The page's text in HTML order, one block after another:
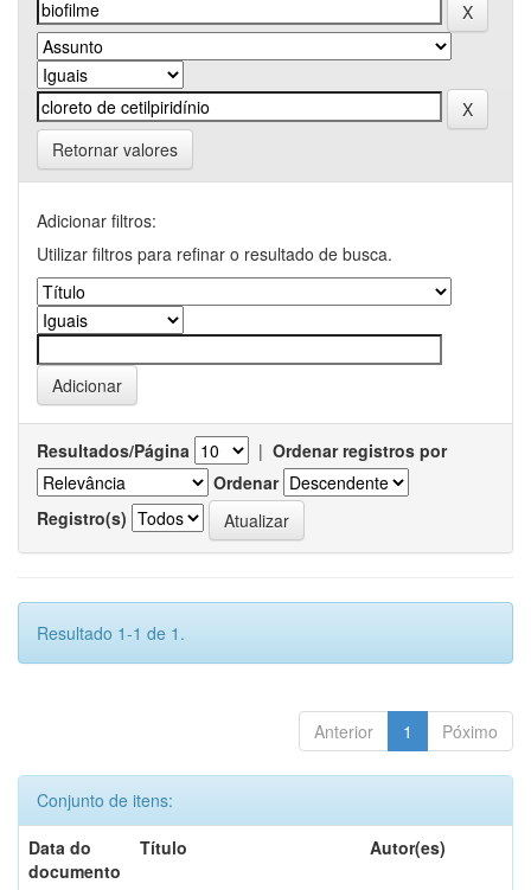
Retornar valores
Adicionar filtros:
Utilizar filtros para refinar o resultado de busca.
Resultados/Página | Ordenar registros por
Ordenar
Registro(s)
Resultado 1-1 de 1.
Anterior 1 Póximo
Conjunto de itens:
Data do
documento
Título Autor(es)